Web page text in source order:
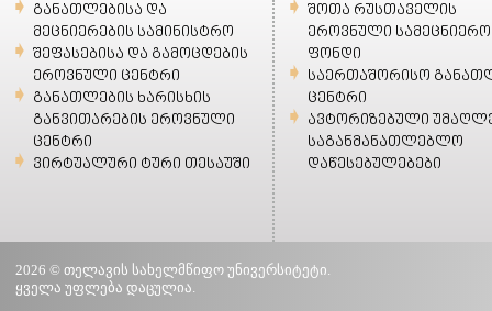
განათლებისა და
მეცნიერების სამინისტრო
შეფასებისა და გამოცდების
ეროვნული ცენტრი
განათლების ხარისხის
განვითარების ეროვნული
ცენტრი
ვირტუალური ტური თესაუში
შოთა რუსთაველის
ეროვნული სამეცნიერო
ფონდი
საერთაშორისო
ცენტრი
ავტორიზებული
საგანმანათლებლო
დაწესებულებები
2026 © თელავის სახელმწიფო უნივერსიტეტი.
ყველა უფლება დაცულია.